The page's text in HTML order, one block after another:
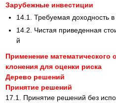
Зарубежные инвестиции
14.1. Требуемая доходность
14.2. Чистая приведенная
й
Применение математического
клонения для оценки риска
Дерево решений
Принятие решений
17.1. Принятие решений без